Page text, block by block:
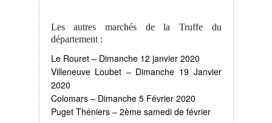
Les autres marchés de la Truffe du
département :
Le Rouret – Dimanche 12 janvier 2020
Villeneuve Loubet – Dimanche 19 Janvier
2020
Colomars – Dimanche 5 Février 2020
Puget Théniers – 2ème samedi de février